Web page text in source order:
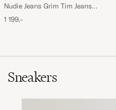
Nudie Jeans Grim Tim Jeans
Indigo Myth
1 199,-
Sneakers